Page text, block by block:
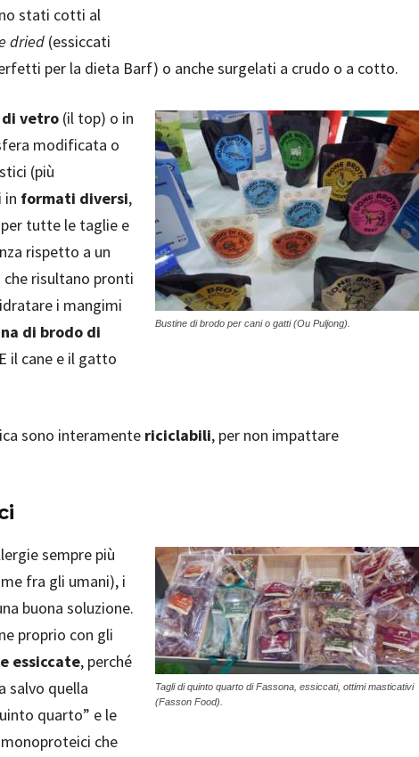
stati cotti al
dried (essiccati
per la dieta Barf) o anche surgelati a crudo o a cotto.
Bustine di brodo per cani o gatti (Ou Puljong).
vetro (il top) o in
modificata o
(più
in formati diversi,
per tutte le taglie e
rispetto a un
che risultano pronti
i mangimi
di brodo di
il cane e il gatto
sono interamente riciclabili, per non impattare
Tagli di quinto quarto di Fassona, essiccati, ottimi masticativi
(Fasson Food).
sempre più
fra gli umani), i
buona soluzione.
proprio con gli
essiccate, perché
salvo quella
quarto” e le
che